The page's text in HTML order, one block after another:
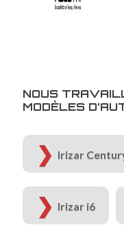
NOUS
MODÈLES
Irizar
Irizar i6